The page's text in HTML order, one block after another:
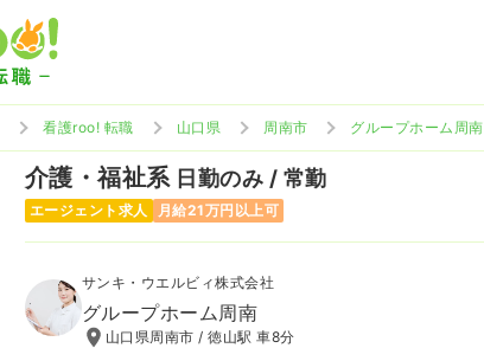
看護roo! 転職 山口県 周南市 グループホーム周南
介護・福祉系 日勤のみ / 常勤
エージェント求人 月給21万円以上可
サンキ・ウエルビィ株式会社
グループホーム周南
山口県周南市 / 徳山駅 車8分